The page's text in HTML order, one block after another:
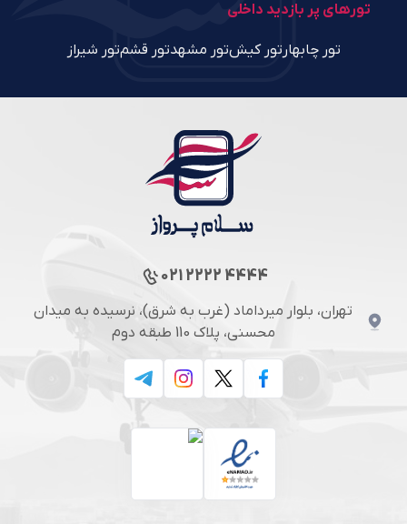
تورهای پر بازدید داخلی
تور چابهار تور کیشتور مشهدتور قشمتور شیراز
021 2222 4444
تهران، بلوار میرداماد (غرب به شرق)، نرسیده به میدان
محسنی، پلاک 110 طبقه دوم